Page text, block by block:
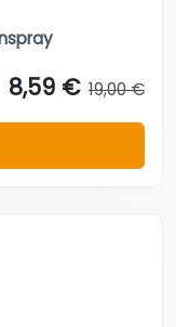
8,59 € 19,00 €